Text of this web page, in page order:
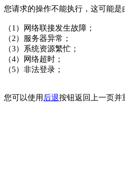
您请求的操作不能执行，这可能是
（1）网络联接发生故障；
（2）服务器异常；
（3）系统资源繁忙；
（4）网络超时；
（5）非法登录；
您可以使用 后退按钮返回上一页并